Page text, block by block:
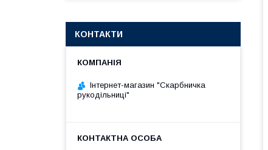
КОНТАКТИ
Інтернет-магазин "Скарбничка
рукодільниці"